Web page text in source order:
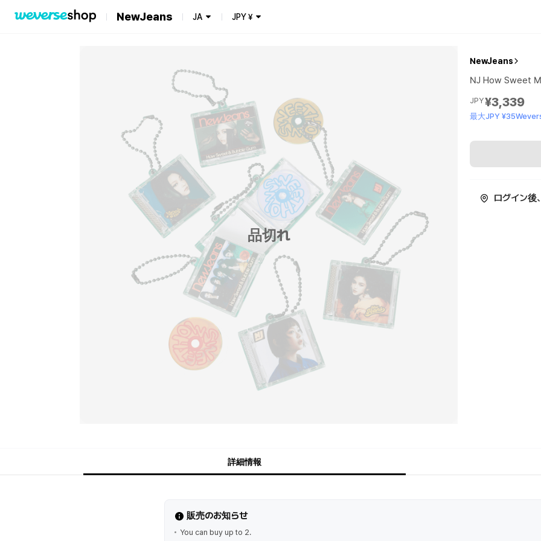
NewJeans JA JPY¥
品切れ
NewJeans
NJ How Sweet
JPY¥3,339
最大JPY
ログイン後
詳細情報
販売のお知らせ
You can buy up to 2.